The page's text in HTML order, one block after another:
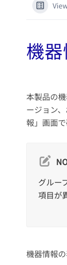
機
本製品の
ージョン
報」画面
グルー
項目が
機器情報